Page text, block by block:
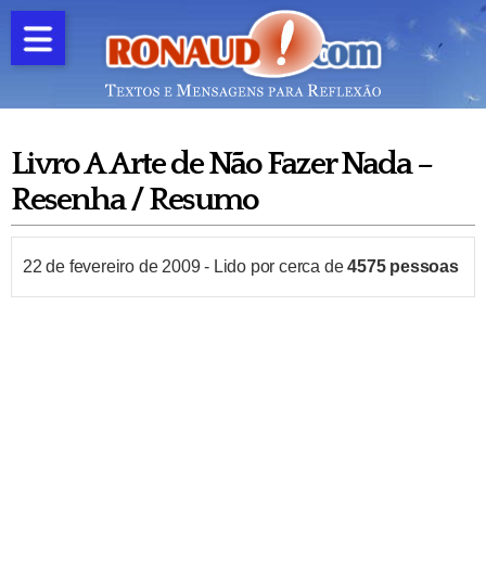
Livro A Arte de Não Fazer Nada –
Resenha / Resumo
22 de fevereiro de 2009- Lido por cerca de4575pessoas